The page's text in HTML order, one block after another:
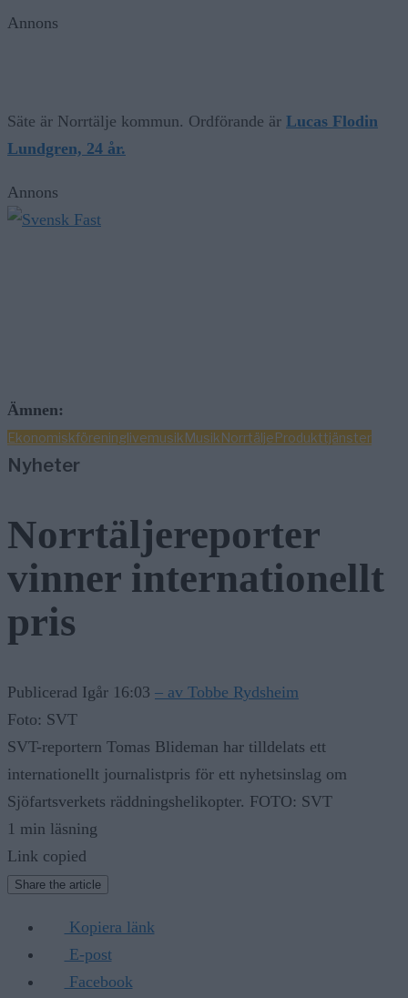
Annons
Säte är Norrtälje kommun. Ordförande är Lucas Flodin
Lundgren, 24 år.
Annons
Ämnen:
EkonomiskföreninglivemusikMusikNorrtäljeProdukttjänster
Nyheter
Norrtäljereporter
vinner internationellt
pris
Publicerad Igår 16:03 – av Tobbe Rydsheim
Foto: SVT
SVT-reportern Tomas Blideman har tilldelats ett
internationellt journalistpris för ett nyhetsinslag om
Sjöfartsverkets räddningshelikopter. FOTO: SVT
1 min läsning
Link copied
Share the article
Kopiera länk
E-post
Facebook